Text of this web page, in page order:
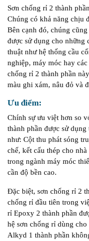
Sơn chống rỉ 2 thành
Chúng có khả năng chịu
Bên cạnh đó, chúng
được sử dụng cho những
thuật như hệ thống cầu
nghiệp, máy móc hay
chống rỉ 2 thành phần
màu ghi xám, nâu đỏ và
Ưu điểm:
Chính sự ưu việt hơn so
thành phần được sử
như: Cột thu phát sóng
chế, kết cấu thép cho
trong ngành máy móc
cần độ bền cao.
Đặc biệt, sơn chống rỉ 2
chống rỉ đầu tiên trong
rỉ Epoxy 2 thành phần
hệ sơn chống rỉ dùng
Alkyd 1 thành phần